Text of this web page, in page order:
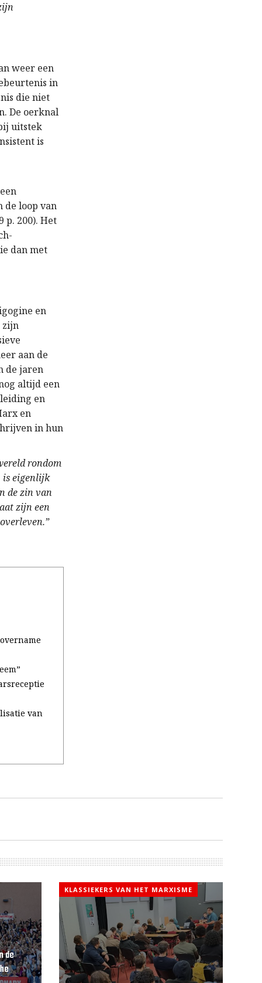
weer een
in
die niet
De oerknal
uitstek
is
de loop van
p. 200). Het
dan met
en
zijn
aan de
de jaren
altijd een
en
en
in hun
rondom
is eigenlijk
de zin van
zijn een
van
de
KLASSIEKERS VAN HET MARXISME